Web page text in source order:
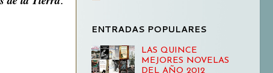
ENTRADAS POPULARES
LAS QUINCE
MEJORES NOVELAS
DEL AÑO 2012